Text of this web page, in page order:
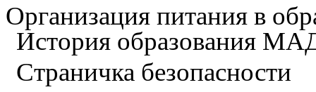
Организация питания в
История образования
Страничка безопасности